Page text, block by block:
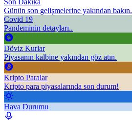
Son Dakika
Günün son gelişmelerine yakından bakın.
Covid 19
Pandeminin detayları..
Döviz Kurlar
Piyasanın kalbine yakından göz atın.
Kripto Paralar
Kripto para piyasalarında son durum!
Hava Durumu